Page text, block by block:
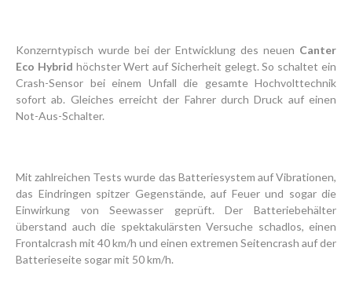
Konzerntypisch wurde bei der Entwicklung des neuen Canter
Eco Hybrid höchster Wert auf Sicherheit gelegt. So schaltet ein
Crash-Sensor bei einem Unfall die gesamte Hochvolttechnik
sofort ab. Gleiches erreicht der Fahrer durch Druck auf einen
Not-Aus-Schalter.
Mit zahlreichen Tests wurde das Batteriesystem auf Vibrationen,
das Eindringen spitzer Gegenstände, auf Feuer und sogar die
Einwirkung von Seewasser geprüft. Der Batteriebehälter
überstand auch die spektakulärsten Versuche schadlos, einen
Frontalcrash mit 40 km/h und einen extremen Seitencrash auf der
Batterieseite sogar mit 50 km/h.